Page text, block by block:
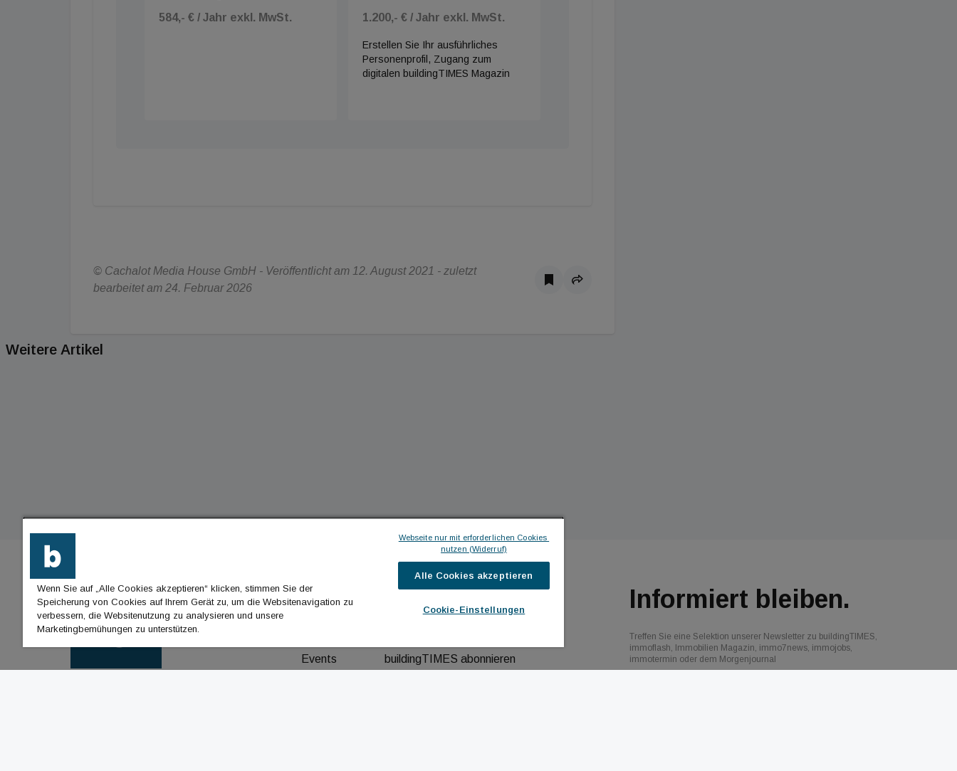
584,- € / Jahr exkl. MwSt.
1.200,- € / Jahr exkl. MwSt.
Erstellen Sie Ihr ausführliches
Personenprofil, Zugang zum
digitalen buildingTIMES Magazin
© Cachalot Media House GmbH - Veröffentlicht am 12. August 2021 - zuletzt
bearbeitet am 24. Februar 2026
Weitere Artikel
BUILDINGTIMES
Events
ICH MÖCHTE ...
buildingTIMES abonnieren
Informiert bleiben.
Treffen Sie eine Selektion unserer Newsletter zu buildingTIMES,
immoflash, Immobilien Magazin, immo7news, immojobs,
immotermin oder dem Morgenjournal
Wenn Sie auf „Alle Cookies akzeptieren“ klicken, stimmen Sie der
Speicherung von Cookies auf Ihrem Gerät zu, um die Websitenavigation zu
verbessern, die Websitenutzung zu analysieren und unsere
Marketingbemühungen zu unterstützen.
Webseite nur mit erforderlichen Cookies
nutzen (Widerruf)
Alle Cookies akzeptieren
Cookie-Einstellungen